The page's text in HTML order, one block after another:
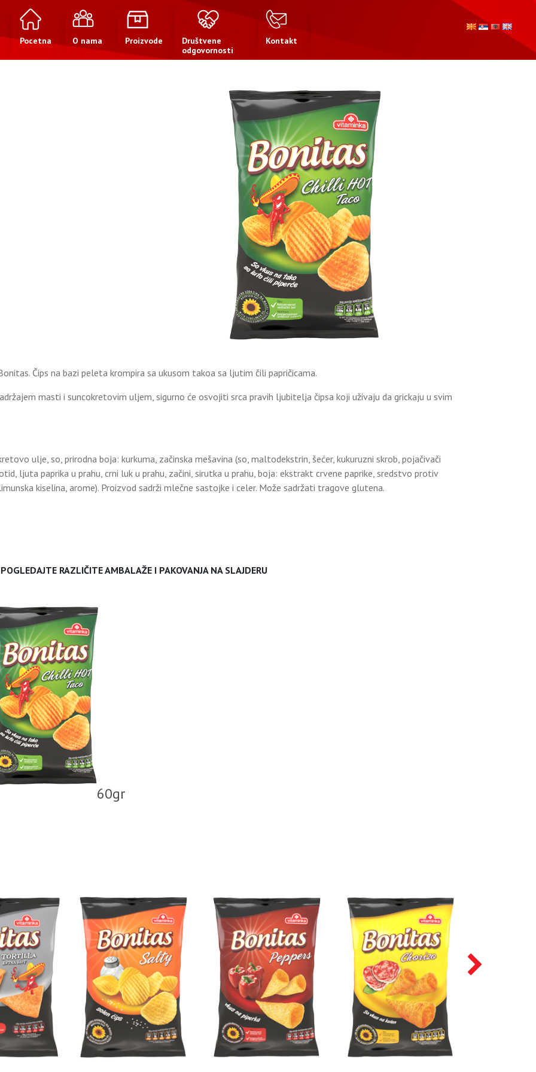
Pocetna O nama Proizvode
Društvene
odgovornosti
Kontakt
Čips na bazi peleta krompira sa ukusom takoa sa ljutim čili papričicama.
masti i suncokretovim uljem, sigurno će osvojiti srca pravih ljubitelja čipsa koji uživaju da grickaju u svim
ulje, so, prirodna boja: kurkuma, začinska mešavina (so, maltodekstrin, šećer, kukuruzni skrob, pojačivači
ljuta paprika u prahu, crni luk u prahu, začini, sirutka u prahu, boja: ekstrakt crvene paprike, sredstvo protiv
kiselina, arome). Proizvod sadrži mlečne sastojke i celer. Može sadržati tragove glutena.
POGLEDAJTE RAZLIČITE AMBALAŽE I PAKOVANJA NA SLAJDERU
60gr